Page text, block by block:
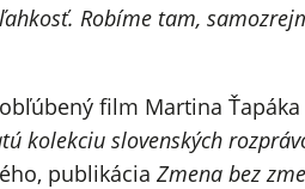
Robíme tam,
film Martina Ťapáka
kolekciu slovenských
publikácia Zmena bez